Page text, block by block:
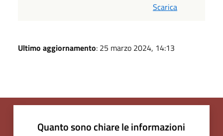
Scarica
Ultimo aggiornamento: 25 marzo 2024, 14:13
Quanto sono chiare le informazioni